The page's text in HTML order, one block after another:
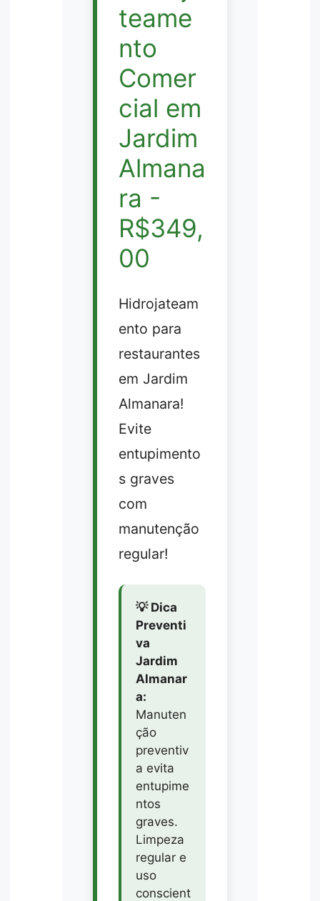
teame
nto
Comer
cial em
Jardim
Almana
ra -
R$349,
00
Hidrojateam
ento para
restaurantes
em Jardim
Almanara!
Evite
entupimento
s graves
com
manutenção
regular!
💡 Dica
Preventi
va
Jardim
Almanar
a:
Manuten
ção
preventiv
a evita
entupime
ntos
graves.
Limpeza
regular e
uso
conscient